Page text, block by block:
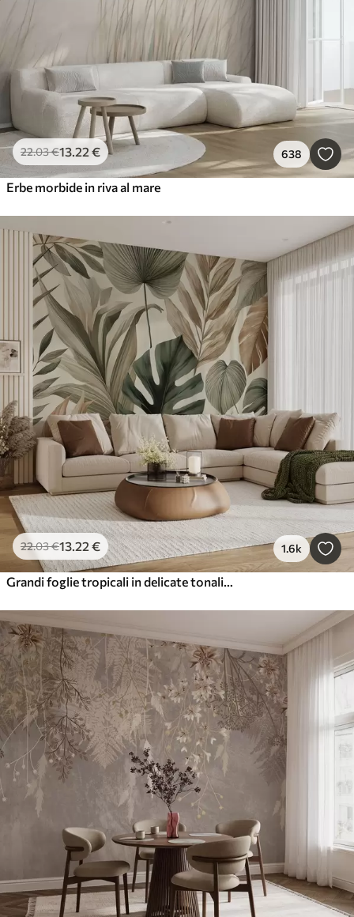
22.03€13.22 € 638
Erbe morbide in riva al mare
22.03€13.22 € 1.6k
Grandi foglie tropicali in delicate tonalità pastello